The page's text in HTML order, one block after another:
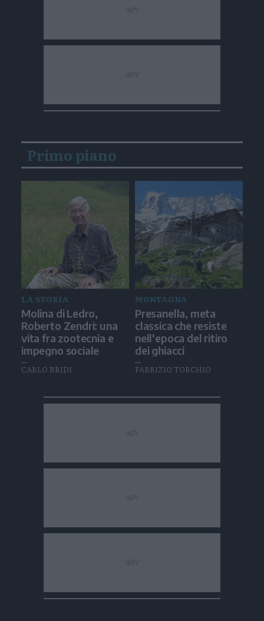
Primo piano
LA STORIA
Molina di Ledro,
Roberto Zendri: una
vita fra zootecnia e
impegno sociale
CARLO BRIDI
MONTAGNA
Presanella, meta
classica che resiste
nell'epoca del ritiro
dei ghiacci
FABRIZIO TORCHIO